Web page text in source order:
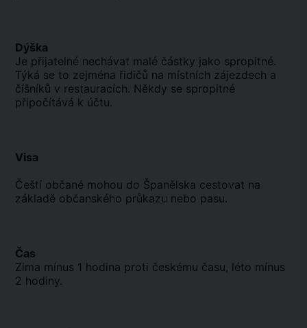
Dýška
Je přijatelné nechávat malé částky jako spropitné.
Týká se to zejména řidičů na místních zájezdech a
číšníků v restauracích. Někdy se spropitné
připočítává k účtu.
Visa
Čeští občané mohou do Španělska cestovat na
základě občanského průkazu nebo pasu.
Čas
Zima mínus 1 hodina proti českému času, léto mínus
2 hodiny.